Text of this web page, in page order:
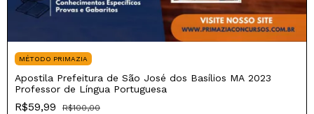
MÉTODO PRIMAZIA
Apostila Prefeitura de São José dos Basílios MA 2023
Professor de Língua Portuguesa
R$59,99
R$100,00